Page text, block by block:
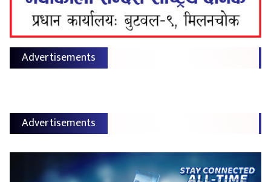
Advertisements
Advertisements